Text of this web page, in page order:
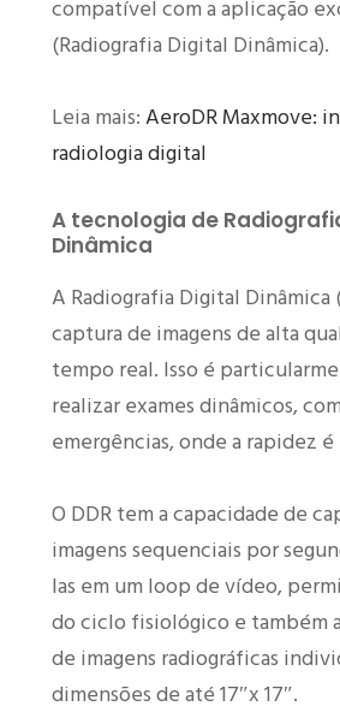
compatível com a aplicação
(Radiografia Digital Dinâmica).
Leia mais:AeroDR Maxmove:
radiologia digital
A tecnologia de
Dinâmica
A Radiografia Digital Dinâmica
captura de imagens de alta
tempo real. Isso é
realizar exames dinâmicos,
emergências, onde a rapidez é
O DDR tem a capacidade de
imagens sequenciais por
las em um loop de vídeo,
do ciclo fisiológico e também
de imagens radiográficas
dimensões de até 17″x 17″.